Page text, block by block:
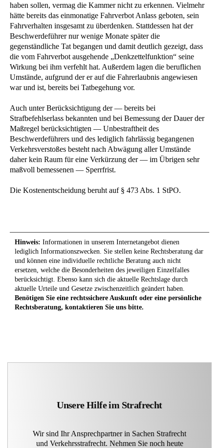
haben sollen, vermag die Kammer nicht zu erkennen. Vielmehr
hätte bereits das einmonatige Fahrverbot Anlass geboten, sein
Fahrverhalten insgesamt zu überdenken. Stattdessen hat der
Beschwerdeführer nur wenige Monate später die
gegenständliche Tat begangen und damit deutlich gezeigt, dass
die vom Fahrverbot ausgehende „Denkzettelfunktion“ seine
Wirkung bei ihm verfehlt hat. Außerdem lagen die beruflichen
Umstände, aufgrund der er auf die Fahrerlaubnis angewiesen
war und ist, bereits bei Tatbegehung vor.
Auch unter Berücksichtigung der — bereits bei
Strafbefehlserlass bekannten und bei Bemessung der Dauer der
Maßregel berücksichtigten — Unbestraftheit des
Beschwerdeführers und des lediglich fahrlässig begangenen
Verkehrsverstoßes besteht nach Abwägung aller Umstände
daher kein Raum für eine Verkürzung der — im Übrigen sehr
maßvoll bemessenen — Sperrfrist.
Die Kostenentscheidung beruht auf § 473 Abs. 1 StPO.
Hinweis: Informationen in unserem Internetangebot dienen
lediglich Informationszwecken. Sie stellen keine Rechtsberatung dar
und können eine individuelle rechtliche Beratung auch nicht
ersetzen, welche die Besonderheiten des jeweiligen Einzelfalles
berücksichtigt. Ebenso kann sich die aktuelle Rechtslage durch
aktuelle Urteile und Gesetze zwischenzeitlich geändert haben.
Benötigen Sie eine rechtssichere Auskunft oder eine persönliche
Rechtsberatung, kontaktieren Sie uns bitte.
Unsere Hilfe im Strafrecht
Wir sind Ihr Ansprechpartner in Sachen Strafrecht
und Verkehrsstrafrecht. Nehmen Sie noch heute